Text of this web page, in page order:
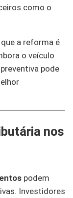
como o
a reforma é
o veículo
pode
nos
podem
Investidores